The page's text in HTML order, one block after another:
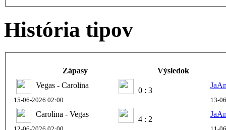
História tipov
Zápasy
Výsledok
Vegas - Carolina
0 : 3
15-06-2026 02:00 13-
Carolina - Vegas
4 : 2